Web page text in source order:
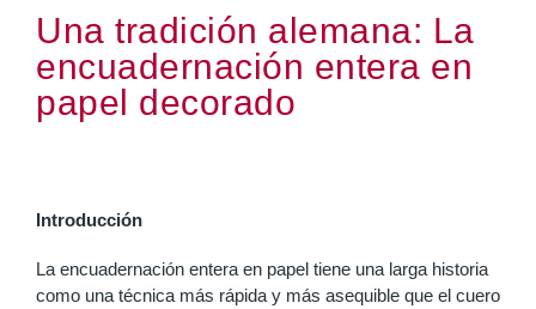
Una tradición alemana: La
encuadernación entera en
papel decorado
Introducción
La encuadernación entera en papel tiene una larga historia
como una técnica más rápida y más asequible que el cuero